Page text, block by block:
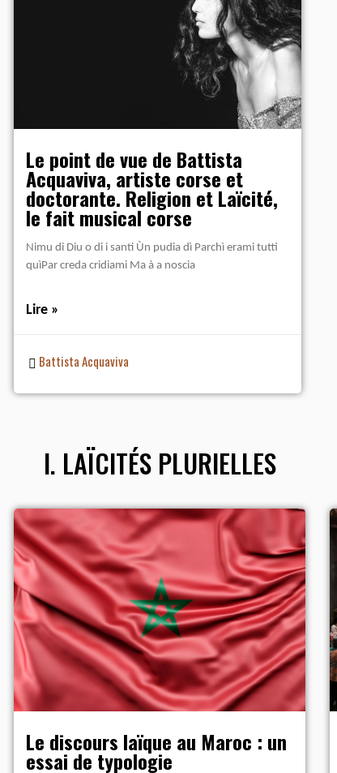
Le point de vue de Battista
Acquaviva, artiste corse et
doctorante. Religion et Laïcité,
le fait musical corse
Nimu di Diu o di i santi Ùn pudia dì Parchì erami tutti
quìPar creda cridiami Ma à a noscia
Lire »
Battista Acquaviva
I. LAÏCITÉS PLURIELLES
Le discours laïque au Maroc : un
essai de typologie